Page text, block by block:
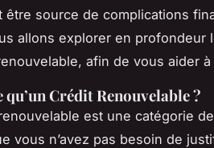
être source de complications
allons explorer en profondeur
afin de vous aider
qu’un Crédit Renouvelable ?
est une catégorie
vous n’avez pas besoin de